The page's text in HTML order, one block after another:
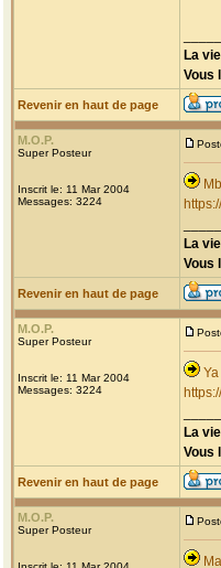
La
Vous
Revenir en haut de page
M.O.P.
Super Posteur
Inscrit le: 11 Mar 2004
Messages: 3224
La
Vous
Revenir en haut de page
M.O.P.
Super Posteur
Inscrit le: 11 Mar 2004
Messages: 3224
La
Vous
Revenir en haut de page
M.O.P.
Super Posteur